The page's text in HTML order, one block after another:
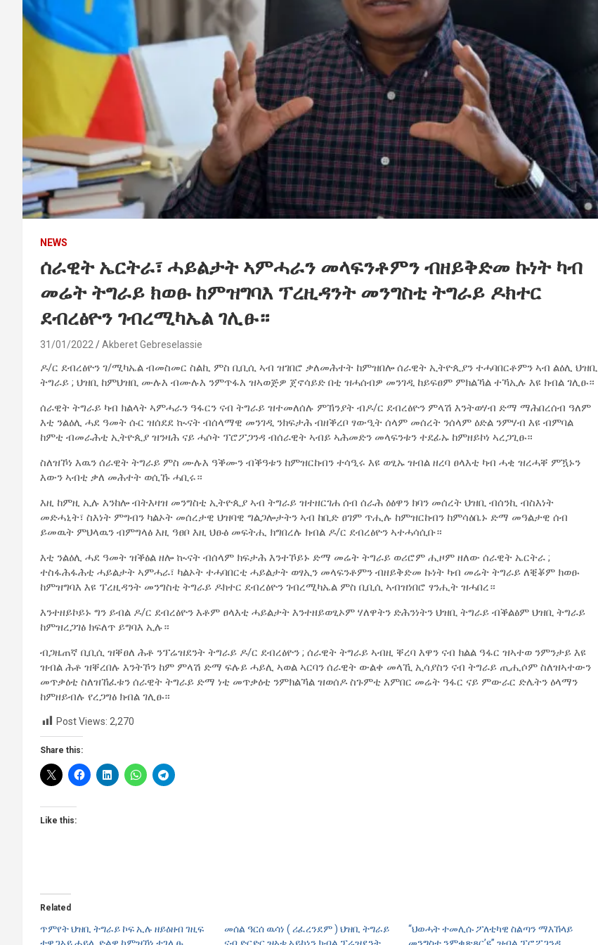
NEWS
ሰራዊት ኤርትራ፣ ሓይልታት ኣምሓራን መላፍንቶምን ብዘይቅድመ ኩነት ካብ
መሬት ትግራይ ክወፁ ከምዝግባእ ፕረዚዳንት መንግስቲ ትግራይ ዶክተር
ደብረፅዮን ገብረሚካኤል ገሊፁ።
31/01/2022 Akberet Gebreselassie
ዶ/ር ደብረፅዮን ገ/ሚካኤል ብመስመር ስልኪ ምስ ቢቢሲ ኣብ ዝገበሮ ቃለመሕተት ከምዝበሎ ሰራዊት ኢትዮጲያን ተሓባበርቶምን ኣብ ልዕሊ ህዝቢ
ትግራይ ; ህዝቢ ከምህዝቢ ሙሉእ ብሙሉእ ንምጥፋእ ዝኣወጅዎ ጀኖሳይድ በቲ ዝሓሰብዎ መንገዲ ከይፍፀም ምክልኻል ተኻኢሉ እዩ ክብል ገሊፁ።
ሰራዊት ትግራይ ካብ ክልላት ኣምሓራን ዓፋርን ናብ ትግራይ ዝተመለሰሉ ምኽንያት ብዶ/ር ደብረፅዮን ምላሽ እንትወሃብ ድማ ማሕበረሰብ ዓለም
እቲ ንልዕሊ ሓደ ዓመት ሱር ዝሰደደ ኲናት ብሰላማዊ መንገዲ ንክፍታሕ ብዘቕረቦ ፃውዒት ሰላም መሰረት ንሰላም ዕድል ንምሃብ እዩ ብምባል
ከምቲ ብመራሕቲ ኢትዮጲያ ዝንዛሕ ናይ ሓሶት ፕሮፖጋንዳ ብሰራዊት ኣብይ ኣሕመድን መላፍንቱን ተደፊኡ ከምዘይኮነ ኣረጋጊፁ።
ስለዝኾነ እዉን ሰራዊት ትግራይ ምስ ሙሉእ ዓቕሙን ብቕዓቱን ከምዝርከብን ተሳዒሩ እዩ ወፂኡ ዝብል ዘረባ ፀላእቲ ካብ ሓቂ ዝረሓቐ ምዃኑን
እውን ኣብቲ ቃለ መሕተት ወሲኹ ሓቢሩ።
እዚ ከምዚ ኢሉ እንከሎ ብትእዛዝ መንግስቲ ኢትዮጲያ ኣብ ትግራይ ዝተዘርገሐ ሰብ ሰራሕ ዕፅዋን ክባን መሰረት ህዝቢ ብሰንኪ ብስእነት
መድሓኒት፣ ስእነት ምግብን ካልኦት መሰረታዊ ህዝባዊ ግልጋሎታትን ኣብ ከቢድ ፀገም ጥሒሉ ከምዝርከብን ከምሳዕቤኑ ድማ መዓልታዊ ሰብ
ይመዉት ምህላዉን ብምግላፅ እዚ ዓፀቦ እዚ ህፁፅ መፍትሒ ክግበረሉ ክብል ዶ/ር ደብረፅዮን ኣተሓሳሲቡ።
እቲ ንልዕሊ ሓደ ዓመት ዝቕፅል ዘሎ ኲናት ብሰላም ክፍታሕ እንተኾይኑ ድማ መሬት ትግራይ ወሪሮም ሒዞም ዘለው ሰራዊት ኤርትራ ;
ተስፋሕፋሕቲ ሓይልታት ኣምሓራ፣ ካልኦት ተሓባበርቲ ሓይልታት ወፃኢን መላፍንቶምን ብዘይቅድመ ኩነት ካብ መሬት ትግራይ ለቒቖም ክወፁ
ከምዝግባእ እዩ ፕረዚዳንት መንግስቲ ትግራይ ዶክተር ደብረፅዮን ገብረሚካኤል ምስ ቢቢሲ ኣብዝነበሮ ፃንሒት ዝሓበረ።
እንተዘይኮይኑ ግን ይብል ዶ/ር ደብረፅዮን እቶም ፀላእቲ ሓይልታት እንተዘይወፂኦም ሃለዋትን ድሕንነትን ህዝቢ ትግራይ ብቕልፅም ህዝቢ ትግራይ
ከምዝረጋገፅ ክፍለጥ ይግባእ ኢሉ።
ብጋዜጠኛ ቢቢሲ ዝቐፀለ ሕቶ ንፕሬዝደንት ትግራይ ዶ/ር ደብረፅዮን ; ሰራዊት ትግራይ ኣብዚ ቐረባ እዋን ናብ ክልል ዓፋር ዝኣተወ ንምንታይ እዩ
ዝብል ሕቶ ዝቐረበሉ እንትኾን ከም ምላሽ ድማ ፍሉይ ሓይሊ ኣወል ኣርባን ሰራዊት ውልቀ መላኺ ኢሳያስን ናብ ትግራይ ጢሒሶም ስለዝኣተውን
መጥቃዕቲ ስለዝኸፈቱን ሰራዊት ትግራይ ድማ ነቲ መጥቃዕቲ ንምክልኻል ዝወሰዶ ስጉምቲ እምበር መሬት ዓፋር ናይ ምውራር ድሌትን ዕላማን
ከምዘይብሉ የረጋግፅ ክብል ገሊፁ።
Post Views: 2,270
Share this:
Like this:
Related
ጥምየት ህዝቢ ትግራይ ኮፍ ኢሉ ዘይዕዘብ ገዚፍ
መሰል ዓርሰ ዉሳነ ( ሪፈረንደም ) ህዝቢ ትግራይ
“ህወሓት ተመሊሱ ፖለቲካዊ ስልጣን ማእኸላይ